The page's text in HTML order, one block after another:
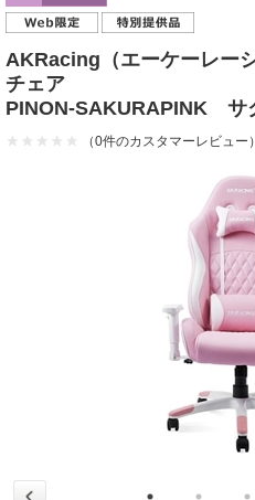
AKRacing（エーケーレー
チェア
PINON-SAKURAPINK サ
（0件のカスタマーレビュー）